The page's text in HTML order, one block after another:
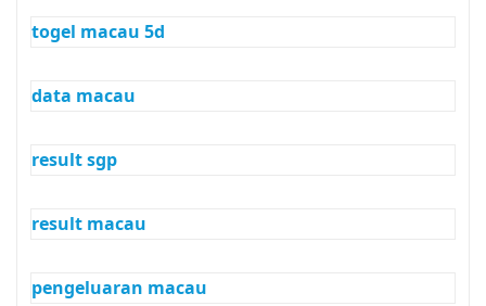
togel macau 5d
data macau
result sgp
result macau
pengeluaran macau